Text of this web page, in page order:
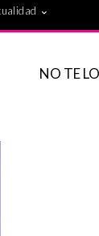
NO TE